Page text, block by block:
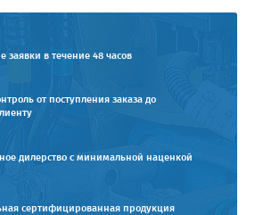
заявки в течение 48 часов
от поступления заказа до
дилерство с минимальной наценкой
сертифицированная продукция